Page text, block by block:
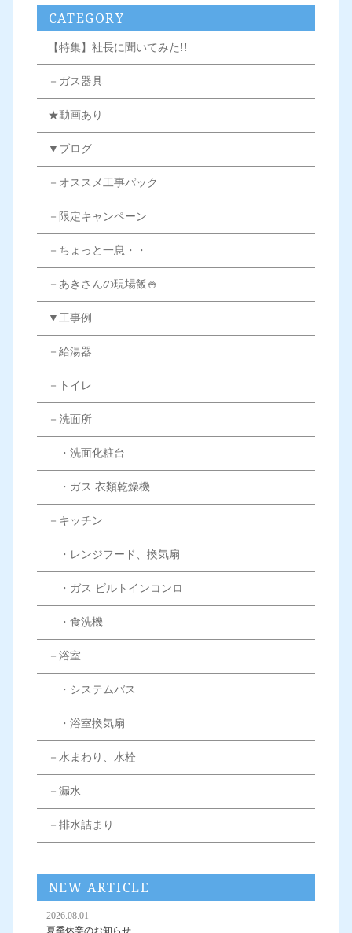
CATEGORY
【特集】社長に聞いてみた!!
－ガス器具
★動画あり
▼ブログ
－オススメ工事パック
－限定キャンペーン
－ちょっと一息・・
－あきさんの現場飯🍚
▼工事例
－給湯器
－トイレ
－洗面所
・洗面化粧台
・ガス 衣類乾燥機
－キッチン
・レンジフード、換気扇
・ガス ビルトインコンロ
・食洗機
－浴室
・システムバス
・浴室換気扇
－水まわり、水栓
－漏水
－排水詰まり
NEW ARTICLE
2026.08.01
夏季休業のお知らせ